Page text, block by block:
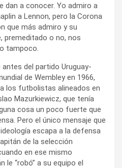
dan a conocer. Yo admiro a
a Lennon, pero la Corona
que más admiro y su
premeditado o no, nos
tampoco.
del partido Uruguay-
de Wembley en 1966,
los futbolistas alineados en
Mazurkiewicz, que tenía
cosa un poco fuerte que
Pero el único mensaje que
escapa a la defensa
de la selección
en ese mismo
le “robó” a su equipo el